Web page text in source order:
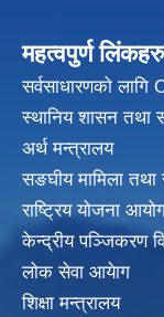
महत्वपुर्ण लिंकहरु
सर्वसाधारणको लागि
स्थानिय शासन तथा
अर्थ मन्त्रालय
सङघीय मामिला तथा
राष्ट्रिय योजना
केन्द्रीय पञ्जिकरण
लोक सेवा आयेाग
शिक्षा मन्त्रालय